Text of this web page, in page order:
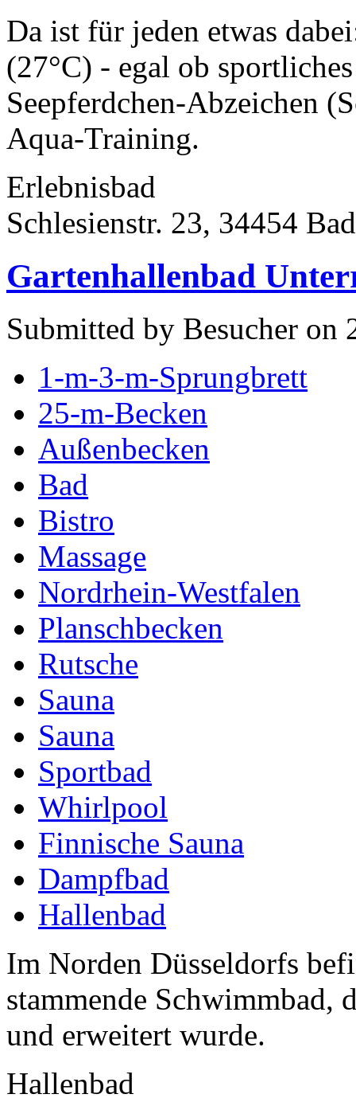
Da ist für jeden etwas
(27°C) - egal ob
Seepferdchen-Abzeichen
Aqua-Training.
Erlebnisbad
Schlesienstr. 23, 34454
Gartenhallenbad
Submitted by Besucher on
1-m-3-m-Sprungbrett
25-m-Becken
Außenbecken
Bad
Bistro
Massage
Nordrhein-Westfalen
Planschbecken
Rutsche
Sauna
Sauna
Sportbad
Whirlpool
Finnische Sauna
Dampfbad
Hallenbad
Im Norden Düsseldorfs
stammende Schwimmbad,
und erweitert wurde.
Hallenbad